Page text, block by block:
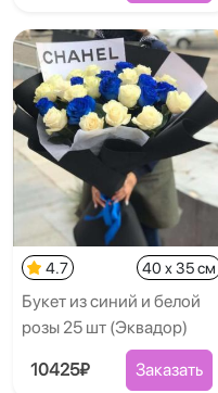
4.7 40 x 35 см
Букет из синий и белой
розы 25 шт (Эквадор)
10425₽ Заказать